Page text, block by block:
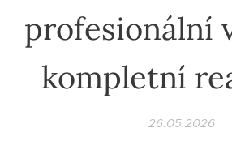
profesionální
kompletní
26.05.2026